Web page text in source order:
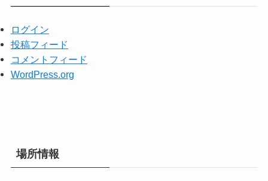
ログイン
投稿フィード
コメントフィード
WordPress.org
場所情報